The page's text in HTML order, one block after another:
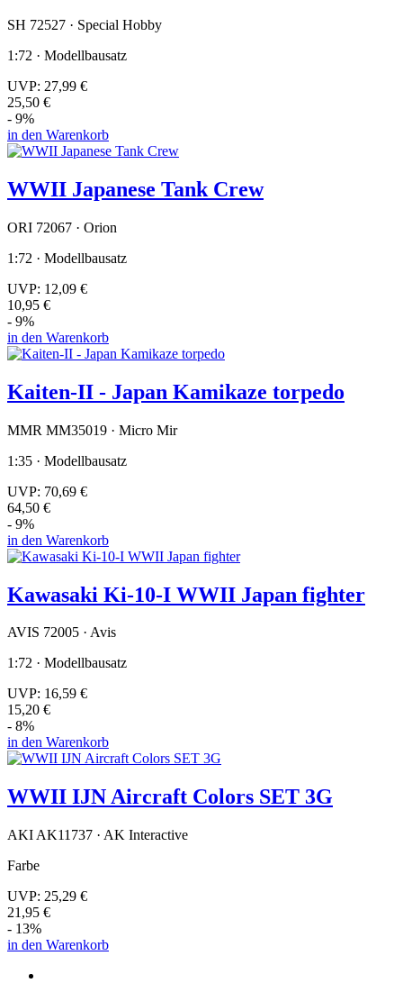
SH 72527 · Special Hobby
1:72 · Modellbausatz
UVP: 27,99 €
25,50 €
- 9%
in den Warenkorb
WWII Japanese Tank Crew
ORI 72067 · Orion
1:72 · Modellbausatz
UVP: 12,09 €
10,95 €
- 9%
in den Warenkorb
Kaiten-II - Japan Kamikaze torpedo
MMR MM35019 · Micro Mir
1:35 · Modellbausatz
UVP: 70,69 €
64,50 €
- 9%
in den Warenkorb
Kawasaki Ki-10-I WWII Japan fighter
AVIS 72005 · Avis
1:72 · Modellbausatz
UVP: 16,59 €
15,20 €
- 8%
in den Warenkorb
WWII IJN Aircraft Colors SET 3G
AKI AK11737 · AK Interactive
Farbe
UVP: 25,29 €
21,95 €
- 13%
in den Warenkorb